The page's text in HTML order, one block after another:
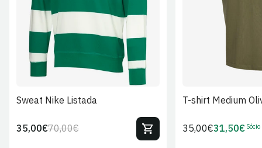
Sweat Nike Listada
Preço
70,00€Preço
35,00€
T-shirt Medium
Preço
35,00€Preço
31,50€ Sócio